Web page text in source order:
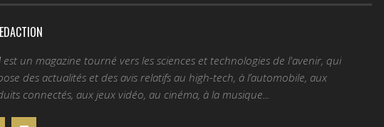
est un magazine tourné vers les sciences et technologies de l'avenir, qui
des actualités et des avis relatifs au high-tech, à l’automobile, aux
connectés, aux jeux vidéo, au cinéma, à la musique...